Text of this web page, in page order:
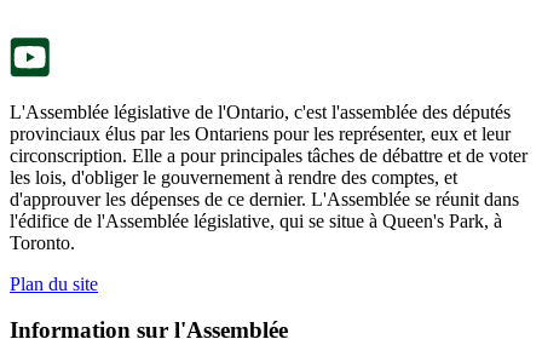
L'Assemblée législative de l'Ontario, c'est l'assemblée des députés
provinciaux élus par les Ontariens pour les représenter, eux et leur
circonscription. Elle a pour principales tâches de débattre et de voter
les lois, d'obliger le gouvernement à rendre des comptes, et
d'approuver les dépenses de ce dernier. L'Assemblée se réunit dans
l'édifice de l'Assemblée législative, qui se situe à Queen's Park, à
Toronto.
Plan du site
Information sur l'Assemblée